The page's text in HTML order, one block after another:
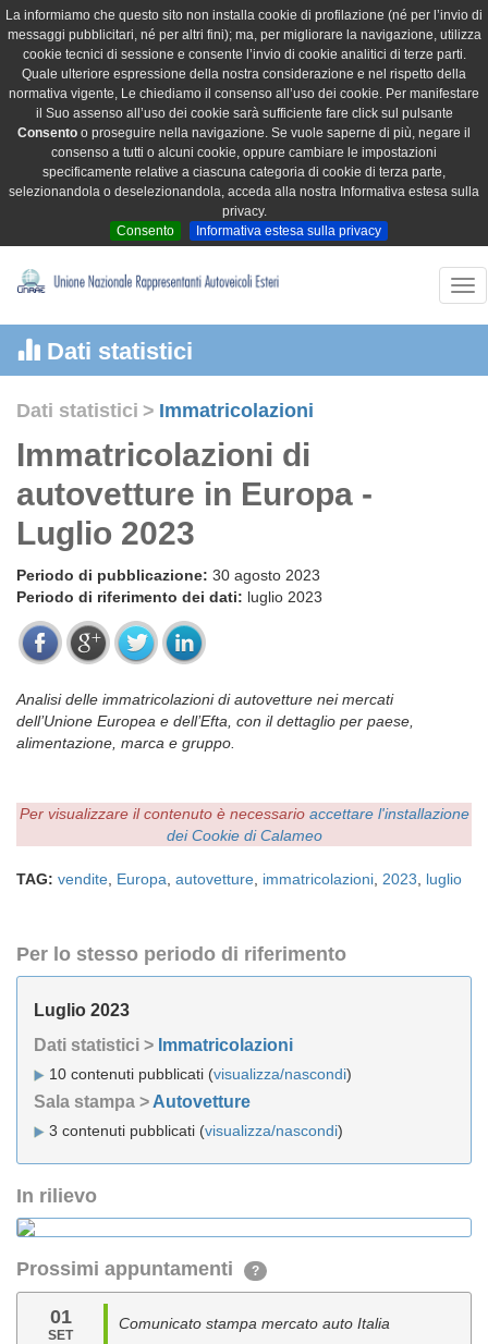
La informiamo che questo sito non installa cookie di profilazione (né per l’invio di
messaggi pubblicitari, né per altri fini); ma, per migliorare la navigazione, utilizza
cookie tecnici di sessione e consente l’invio di cookie analitici di terze parti.
Quale ulteriore espressione della nostra considerazione e nel rispetto della
normativa vigente, Le chiediamo il consenso all’uso dei cookie. Per manifestare
il Suo assenso all’uso dei cookie sarà sufficiente fare click sul pulsante
Consento o proseguire nella navigazione. Se vuole saperne di più, negare il
consenso a tutti o alcuni cookie, oppure cambiare le impostazioni
specificamente relative a ciascuna categoria di cookie di terza parte,
selezionandola o deselezionandola, acceda alla nostra Informativa estesa sulla
privacy.
Consento
Informativa estesa sulla privacy
Dati statistici
Dati statistici > Immatricolazioni
Immatricolazioni di
autovetture in Europa -
Luglio 2023
Periodo di pubblicazione: 30 agosto 2023
Periodo di riferimento dei dati: luglio 2023
Analisi delle immatricolazioni di autovetture nei mercati
dell’Unione Europea e dell’Efta, con il dettaglio per paese,
alimentazione, marca e gruppo.
Per visualizzare il contenuto è necessario accettare l'installazione
dei Cookie di Calameo
TAG: vendite Europa autovetture immatricolazioni 2023 luglio
Per lo stesso periodo di riferimento
Luglio 2023
Dati statistici > Immatricolazioni
10 contenuti pubblicati (visualizza/nascondi)
Sala stampa > Autovetture
3 contenuti pubblicati (visualizza/nascondi)
In rilievo
Prossimi appuntamenti ?
01
SET
Comunicato stampa mercato auto Italia